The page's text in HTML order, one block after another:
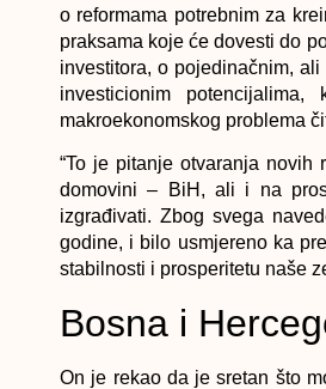
o reformama potrebnim za
praksama koje će dovesti do
investitora, o pojedinačnim,
investicionim
makroekonomskog problema
“To je pitanje otvaranja
domovini – BiH, ali i na
izgrađivati. Zbog svega
godine, i bilo usmjereno ka
stabilnosti i prosperitetu naše
Bosna i
On je rekao da je sretan što